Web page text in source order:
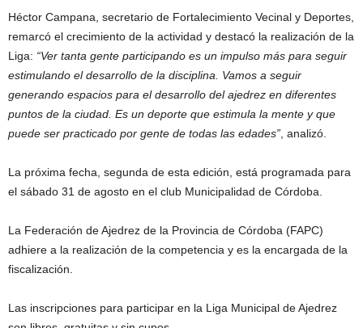
Héctor Campana, secretario de Fortalecimiento Vecinal y Deportes,
remarcó el crecimiento de la actividad y destacó la realización de la
Liga: “Ver tanta gente participando es un impulso más para seguir
estimulando el desarrollo de la disciplina. Vamos a seguir
generando espacios para el desarrollo del ajedrez en diferentes
puntos de la ciudad. Es un deporte que estimula la mente y que
puede ser practicado por gente de todas las edades” , analizó.
La próxima fecha, segunda de esta edición, está programada para
el sábado 31 de agosto en el club Municipalidad de Córdoba.
La Federación de Ajedrez de la Provincia de Córdoba (FAPC)
adhiere a la realización de la competencia y es la encargada de la
fiscalización.
Las inscripciones para participar en la Liga Municipal de Ajedrez